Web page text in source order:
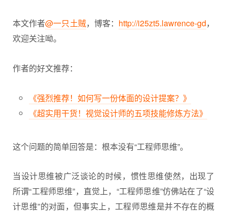
本文作者@一只土贼，博客： http://i25zt5.lawrence-gd，
欢迎关注呦。
作者的好文推荐：
《强烈推荐！如何写一份体面的设计提案？》
《超实用干货！视觉设计师的五项技能修炼方法》
这个问题的简单回答是：根本没有“工程师思维”。
当设计思维被广泛谈论的时候，惯性思维使然，出现了
所谓“工程师思维”，直觉上，“工程师思维”仿佛站在了“设
计思维”的对面，但事实上，工程师思维是并不存在的概